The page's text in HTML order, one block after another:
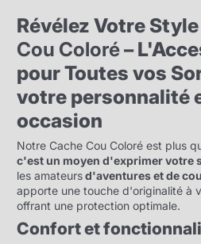
Révélez Votre
Cou Coloré–
pour Toutes vos
votre personnalité
occasion
Notre Cache Cou Coloré est plus
c'est un moyen d'exprimer votre
les amateursd'aventures et de
apporte une touche d'originalité à
offrant une protection optimale.
Confort et